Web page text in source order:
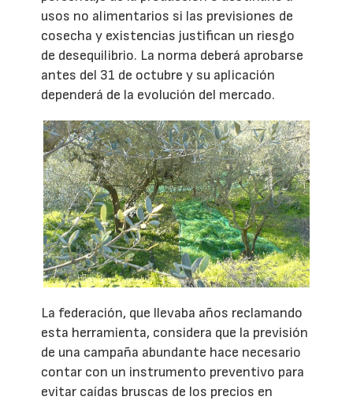
usos no alimentarios si las previsiones de
cosecha y existencias justifican un riesgo
de desequilibrio. La norma deberá aprobarse
antes del 31 de octubre y su aplicación
dependerá de la evolución del mercado.
La federación, que llevaba años reclamando
esta herramienta, considera que la previsión
de una campaña abundante hace necesario
contar con un instrumento preventivo para
evitar caídas bruscas de los precios en